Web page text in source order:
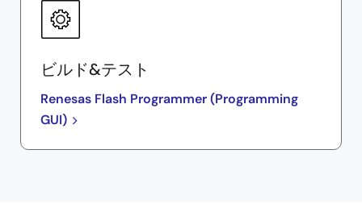
ビルド&テスト
Renesas Flash Programmer (Programming
GUI)